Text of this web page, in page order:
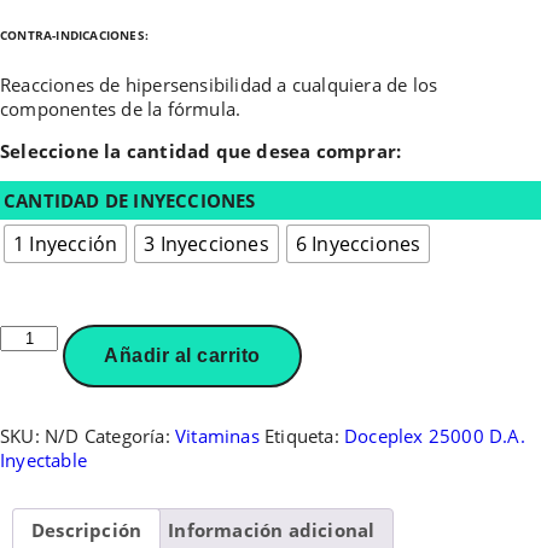
CONTRA-INDICACIONES:
Reacciones de hipersensibilidad a cualquiera de los
componentes de la fórmula.
Seleccione la cantidad que desea comprar:
CANTIDAD DE INYECCIONES
1 Inyección 3 Inyecciones 6 Inyecciones
Doceplex
25000
cantidad
Añadir al carrito
SKU: N/D Categoría:Vitaminas Etiqueta: Doceplex 25000 D.A.
Inyectable
Descripción Información adicional